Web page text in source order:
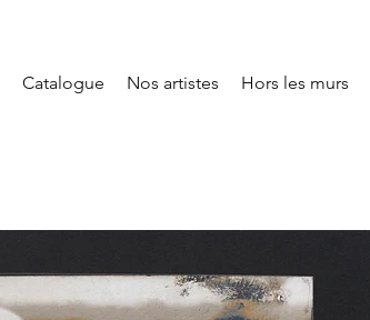
Catalogue Nos artistes Hors les murs